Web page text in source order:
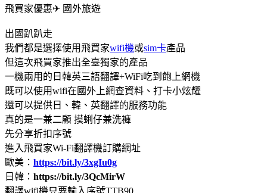
飛買家優惠✈ 國外旅遊
出國趴趴走
我們都是選擇使用飛買家wifi機或sim卡產品
但這次飛買家推出全臺獨家的產品
一機兩用的日韓英三語翻譯+WiFi吃到飽上網機
既可以使用wifi在國外上網查資料、打卡小炫耀
還可以提供日、韓、英翻譯的服務功能
真的是一兼二顧 摸蜊仔兼洗褲
先分享折扣序號
進入飛買家Wi-Fi翻譯機訂購網址
歐美： https://bit.ly/3xgIu0g
日韓： https://bit.ly/3QcMirW
翻譯wifi機只要輸入序號TTB90